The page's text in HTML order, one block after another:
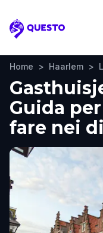
Questo
Home > Haarlem >
Guida
fare nei